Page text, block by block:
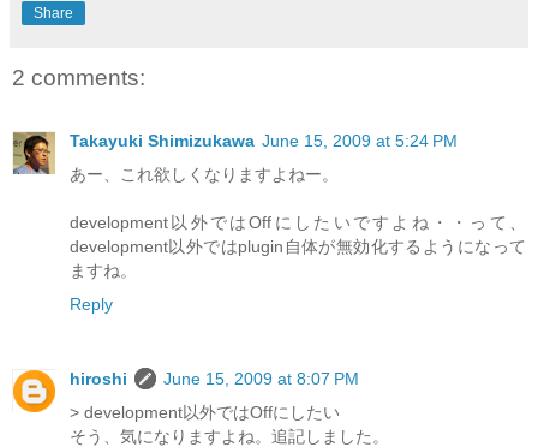
Share
2 comments:
Takayuki Shimizukawa June 15, 2009 at 5:24 PM
あー、これ欲しくなりますよねー。
development以外ではOffにしたいですよね・・って、
development以外ではplugin自体が無効化するようになって
ますね。
Reply
hiroshi
June 15, 2009 at 8:07 PM
> development以外ではOffにしたい
そう、気になりますよね。追記しました。